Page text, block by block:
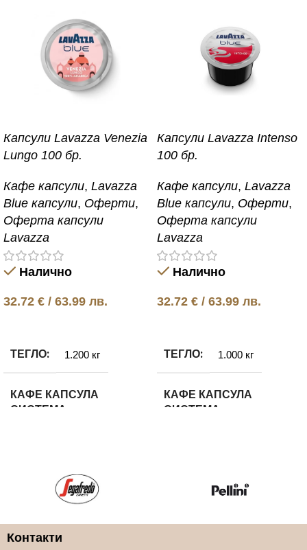
Капсули Lavazza Venezia
Lungo 100 бр.
Кафе капсули, Lavazza
Blue капсули, Оферти,
Оферта капсули
Lavazza
Налично
32.72 € / 63.99 лв.
ТЕГЛО 1.200 кг
КАФЕ КАПСУЛА
СИСТЕМА
КАФЕ КАПСУЛА ВИД
100% Арабика
Капсули Lavazza Intenso
100 бр.
Кафе капсули, Lavazza
Blue капсули, Оферти,
Оферта капсули
Lavazza
Налично
32.72 € / 63.99 лв.
ТЕГЛО 1.000 кг
КАФЕ КАПСУЛА
СИСТЕМА
КАФЕ КАПСУЛА ВИД
Арабика и Робуста
Контакти